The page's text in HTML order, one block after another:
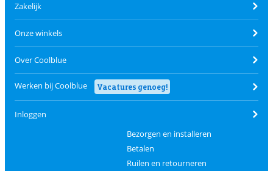
Zakelijk
Onze winkels
Over Coolblue
Werken bij Coolblue Vacatures genoeg!
Inloggen
Bezorgen en installeren
Betalen
Ruilen en retourneren